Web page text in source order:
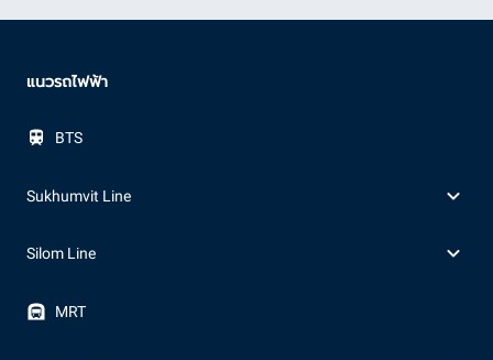
แนวรถไฟฟ้า
BTS
Sukhumvit Line
Silom Line
MRT